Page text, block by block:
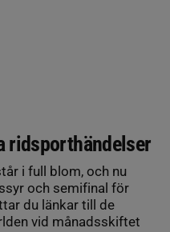
ridsporthändelser
i full blom, och nu
och semifinal för
du länkar till de
vid månadsskiftet